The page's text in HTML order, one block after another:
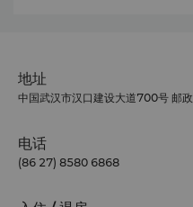
地址
中国武汉市汉口建设大道700号 邮
电话
(86 27) 8580 6868